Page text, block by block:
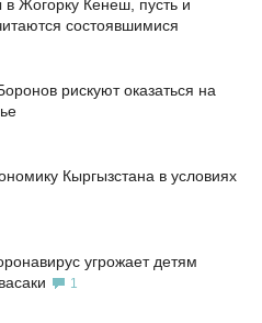
Жогорку Кенеш, пусть и
состоявшимися
рискуют оказаться на
Кыргызстана в условиях
угрожает детям
1